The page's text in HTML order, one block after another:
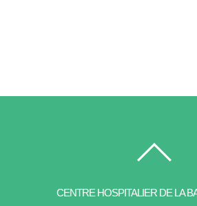
CENTRE HOSPITALIER DE LA